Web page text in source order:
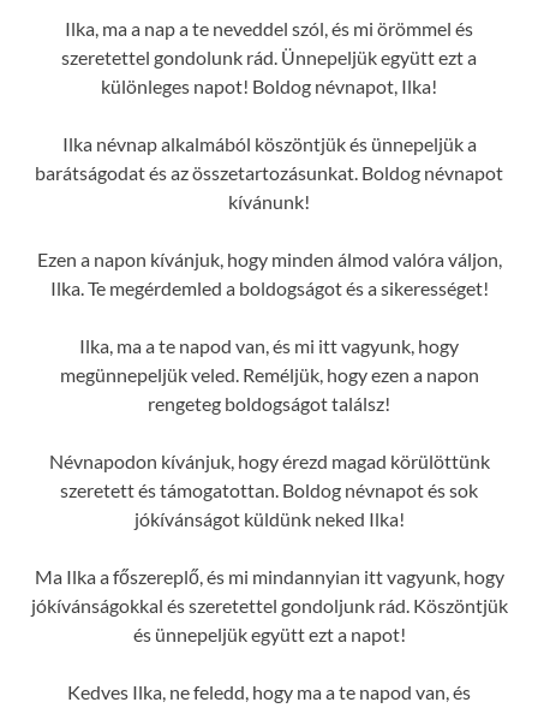
Ilka, ma a nap a te neveddel szól, és mi örömmel és
szeretettel gondolunk rád. Ünnepeljük együtt ezt a
különleges napot! Boldog névnapot, Ilka!
Ilka névnap alkalmából köszöntjük és ünnepeljük a
barátságodat és az összetartozásunkat. Boldog névnapot
kívánunk!
Ezen a napon kívánjuk, hogy minden álmod valóra váljon,
Ilka. Te megérdemled a boldogságot és a sikerességet!
Ilka, ma a te napod van, és mi itt vagyunk, hogy
megünnepeljük veled. Reméljük, hogy ezen a napon
rengeteg boldogságot találsz!
Névnapodon kívánjuk, hogy érezd magad körülöttünk
szeretett és támogatottan. Boldog névnapot és sok
jókívánságot küldünk neked Ilka!
Ma Ilka a főszereplő, és mi mindannyian itt vagyunk, hogy
jókívánságokkal és szeretettel gondoljunk rád. Köszöntjük
és ünnepeljük együtt ezt a napot!
Kedves Ilka, ne feledd, hogy ma a te napod van, és